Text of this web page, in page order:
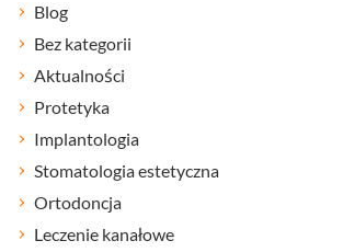
Blog
Bez kategorii
Aktualności
Protetyka
Implantologia
Stomatologia estetyczna
Ortodoncja
Leczenie kanałowe